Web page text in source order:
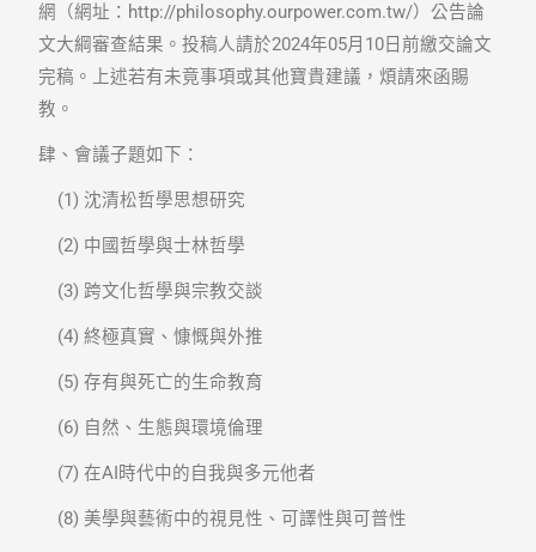
網（網址：http://philosophy.ourpower.com.tw/）公告論
文大綱審查結果。投稿人請於2024年05月10日前繳交論文
完稿。上述若有未竟事項或其他寶貴建議，煩請來函賜
教。
肆、會議子題如下：
(1) 沈清松哲學思想研究
(2) 中國哲學與士林哲學
(3) 跨文化哲學與宗教交談
(4) 終極真實、慷慨與外推
(5) 存有與死亡的生命教育
(6) 自然、生態與環境倫理
(7) 在AI時代中的自我與多元他者
(8) 美學與藝術中的視見性、可譯性與可普性